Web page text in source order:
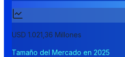
USD 1.021,36 Millones
Tamaño del Mercado en 2025